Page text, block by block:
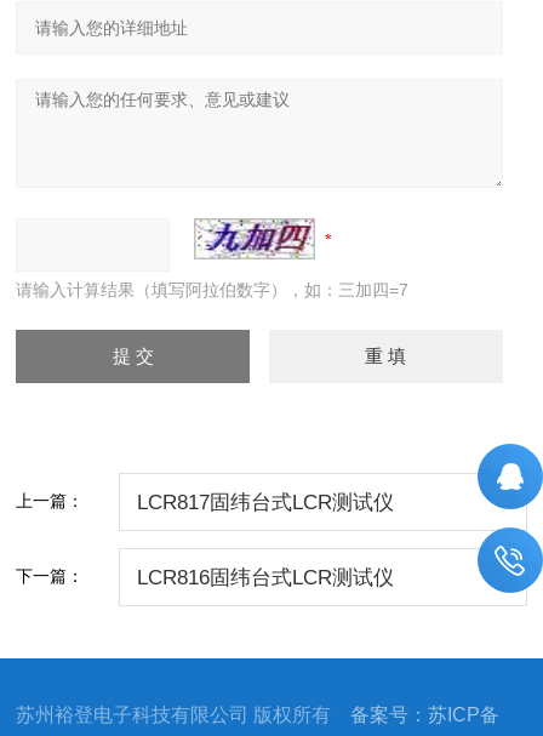
请输入计算结果（填写阿拉伯数字），如：三加四=7
上一篇： LCR817固纬台式LCR测试仪
下一篇： LCR816固纬台式LCR测试仪
苏州裕登电子科技有限公司 版权所有备案号：苏ICP备